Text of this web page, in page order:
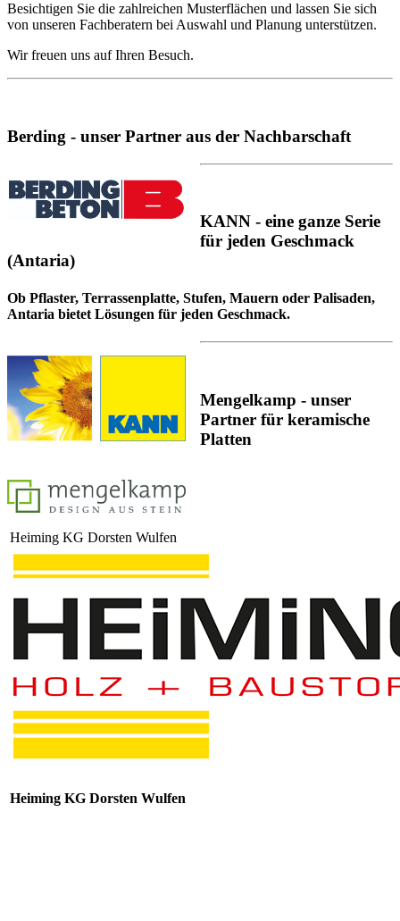
Besichtigen Sie die zahlreichen Musterflächen und lassen Sie sich
von unseren Fachberatern bei Auswahl und Planung unterstützen.
Wir freuen uns auf Ihren Besuch.
Berding - unser Partner aus der Nachbarschaft
KANN - eine ganze Serie
für jeden Geschmack
(Antaria)
Ob Pflaster, Terrassenplatte, Stufen, Mauern oder Palisaden,
Antaria bietet Lösungen für jeden Geschmack.
Mengelkamp - unser
Partner für keramische
Platten
Heiming KG Dorsten Wulfen
Heiming KG Dorsten Wulfen